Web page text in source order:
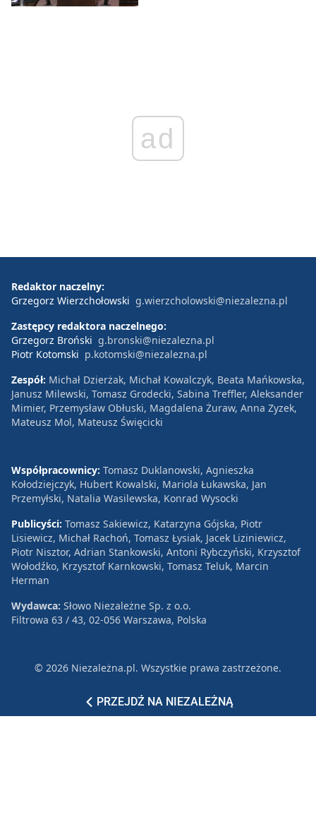
ad
PRZEJDŹ NA NIEZALEŻNĄ
Redaktor naczelny:
Grzegorz Wierzchołowski g.wierzcholowski@niezalezna.pl
Zastępcy redaktora naczelnego:
Grzegorz Broński g.bronski@niezalezna.pl
Piotr Kotomski p.kotomski@niezalezna.pl
Zespół: Michał Dzierżak, Michał Kowalczyk, Beata Mańkowska,
Janusz Milewski, Tomasz Grodecki, Sabina Treffler, Aleksander
Mimier, Przemysław Obłuski, Magdalena Żuraw, Anna Zyzek,
Mateusz Mol, Mateusz Święcicki
Współpracownicy: Tomasz Duklanowski, Agnieszka
Kołodziejczyk, Hubert Kowalski, Mariola Łukawska, Jan
Przemyłski, Natalia Wasilewska, Konrad Wysocki
Publicyści: Tomasz Sakiewicz, Katarzyna Gójska, Piotr
Lisiewicz, Michał Rachoń, Tomasz Łysiak, Jacek Liziniewicz,
Piotr Nisztor, Adrian Stankowski, Antoni Rybczyński, Krzysztof
Wołodźko, Krzysztof Karnkowski, Tomasz Teluk, Marcin
Herman
Wydawca: Słowo Niezależne Sp. z o.o.
Filtrowa 63 / 43, 02-056 Warszawa, Polska
© 2026 Niezależna.pl. Wszystkie prawa zastrzeżone.
Reklama Polityka prywatności